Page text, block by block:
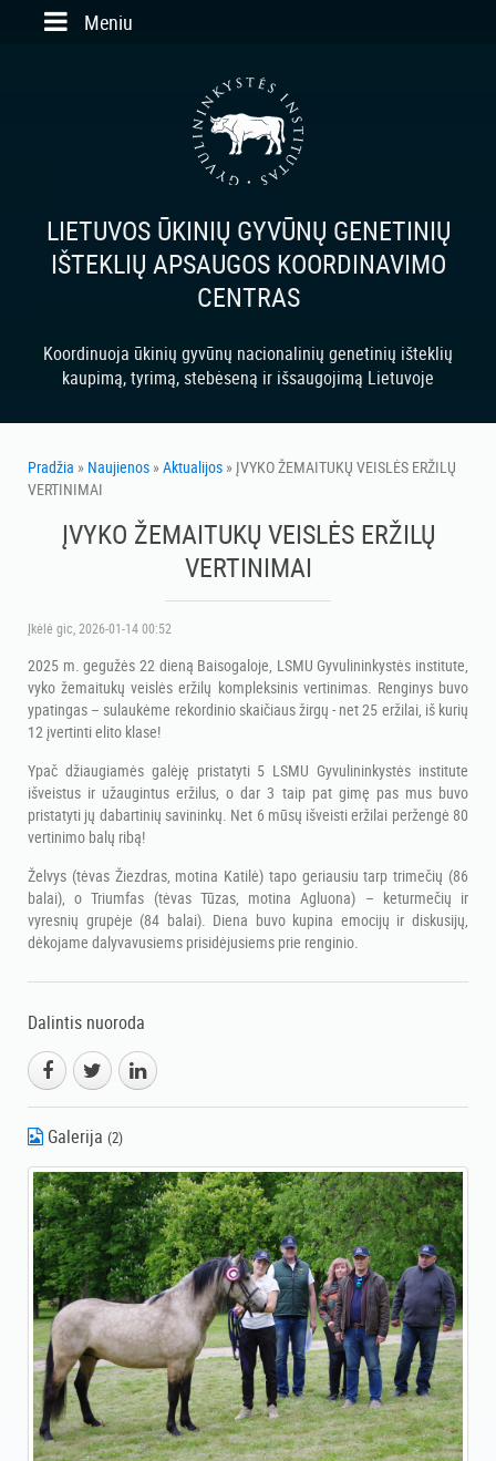
Skip to main content
Meniu
LIETUVOS ŪKINIŲ GYVŪNŲ GENETINIŲ
IŠTEKLIŲ APSAUGOS KOORDINAVIMO
CENTRAS
Koordinuoja ūkinių gyvūnų nacionalinių genetinių išteklių
kaupimą, tyrimą, stebėseną ir išsaugojimą Lietuvoje
Pradžia » Naujienos »Aktualijos » ĮVYKO ŽEMAITUKŲ VEISLĖS ERŽILŲ
VERTINIMAI
ĮVYKO ŽEMAITUKŲ VEISLĖS ERŽILŲ
VERTINIMAI
Įkėlė gic, 2026-01-14 00:52
2025 m. gegužės 22 dieną Baisogaloje, LSMU Gyvulininkystės institute,
vyko žemaitukų veislės eržilų kompleksinis vertinimas. Renginys buvo
ypatingas – sulaukėme rekordinio skaičiaus žirgų - net 25 eržilai, iš kurių
12 įvertinti elito klase!
Ypač džiaugiamės galėję pristatyti 5 LSMU Gyvulininkystės institute
išveistus ir užaugintus eržilus, o dar 3 taip pat gimę pas mus buvo
pristatyti jų dabartinių savininkų. Net 6 mūsų išveisti eržilai peržengė 80
vertinimo balų ribą!
Želvys (tėvas Žiezdras, motina Katilė) tapo geriausiu tarp trimečių (86
balai), o Triumfas (tėvas Tūzas, motina Agluona) – keturmečių ir
vyresnių grupėje (84 balai). Diena buvo kupina emocijų ir diskusijų,
dėkojame dalyvavusiems prisidėjusiems prie renginio.
Dalintis nuoroda
Galerija (2)